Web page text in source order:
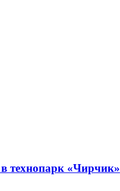
технопарк «Чирчик»